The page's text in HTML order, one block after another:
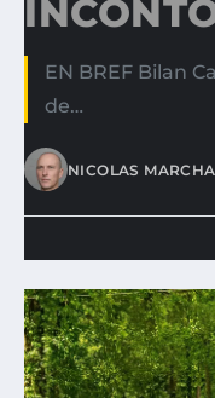
EN BREF Bilan
de…
NICOLAS